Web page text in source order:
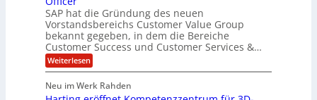
l
i
a
H
u
b
e
V
P
S
a
l
e
e
m
S
t
e
l
l
r
i
r
O
n
e
G
r
o
p
ü
SAP hat die Gründung des neuen
Vorstandsbereichs Customer Value Group
bekannt gegeben, in dem die Bereiche
Customer Success und Customer Services &…
Weiterlesen:
T
o
Neu im Werk Rahden